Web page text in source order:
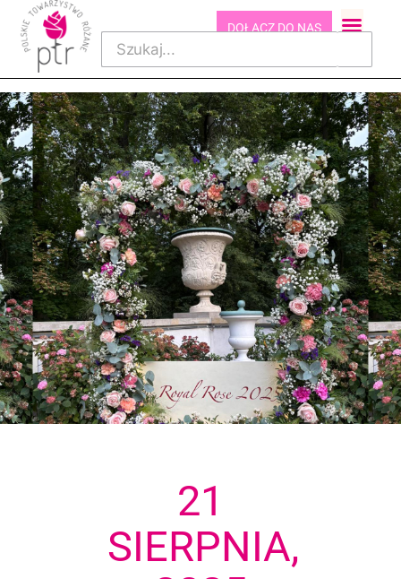
DOŁĄCZ DO NAS
21
SIERPNIA,